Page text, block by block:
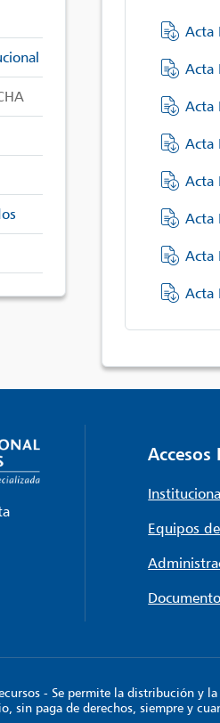
Acta
Acta
Acta
Acta
Acta
Acta
Acta
Acta
Accesos
Equipos
- Se permite la distribución y
sin paga de derechos, siempre y